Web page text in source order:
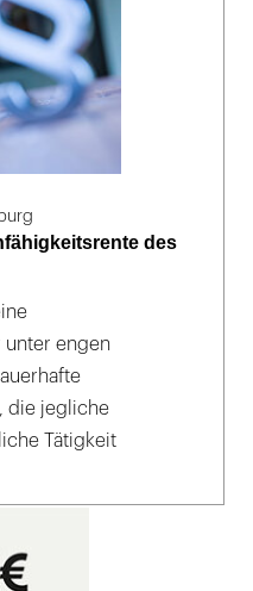
des
unter engen
die jegliche
Tätigkeit